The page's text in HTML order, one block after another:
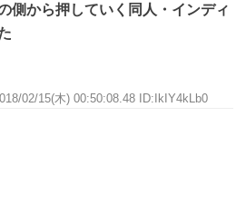
側から押していく同人・インディ
02/15(木) 00:50:08.48 ID:IkIY4kLb0